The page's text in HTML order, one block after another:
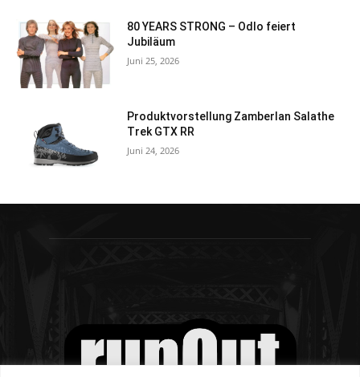
80 YEARS STRONG – Odlo feiert
Jubiläum
Juni 25, 2026
Produktvorstellung Zamberlan Salathe
Trek GTX RR
Juni 24, 2026